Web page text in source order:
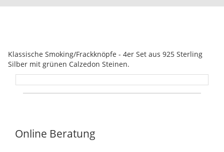
Klassische Smoking/Frackknöpfe - 4er Set aus 925 Sterling
Silber mit grünen Calzedon Steinen.
Online Beratung